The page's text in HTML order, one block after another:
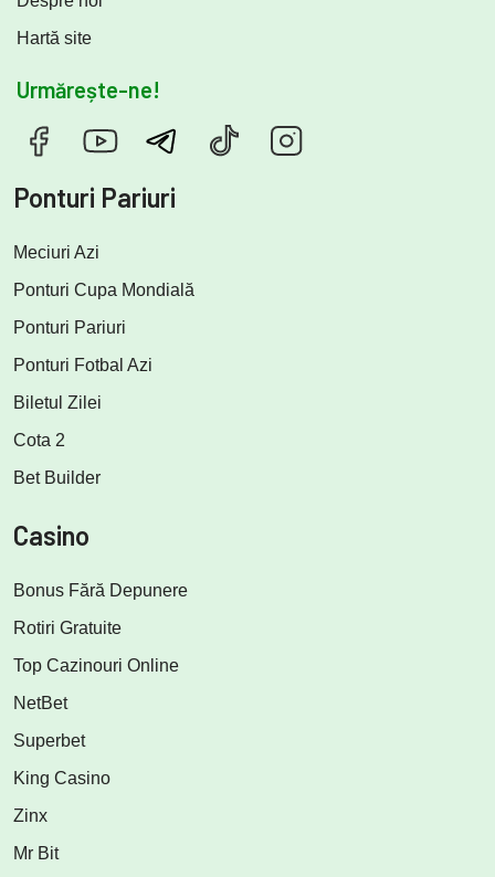
Hartă site
Urmărește-ne!
Ponturi Pariuri
Meciuri Azi
Ponturi Cupa Mondială
Ponturi Pariuri
Ponturi Fotbal Azi
Biletul Zilei
Cota 2
Bet Builder
Casino
Bonus Fără Depunere
Rotiri Gratuite
Top Cazinouri Online
NetBet
Superbet
King Casino
Zinx
Mr Bit